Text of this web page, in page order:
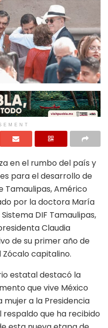
en el rumbo del país y
para el desarrollo de
Tamaulipas, Américo
por la doctora María
DIF Tamaulipas,
Claudia
de su primer año de
capitalino.
estatal destacó la
que vive México
a la Presidencia
respaldo que ha recibido